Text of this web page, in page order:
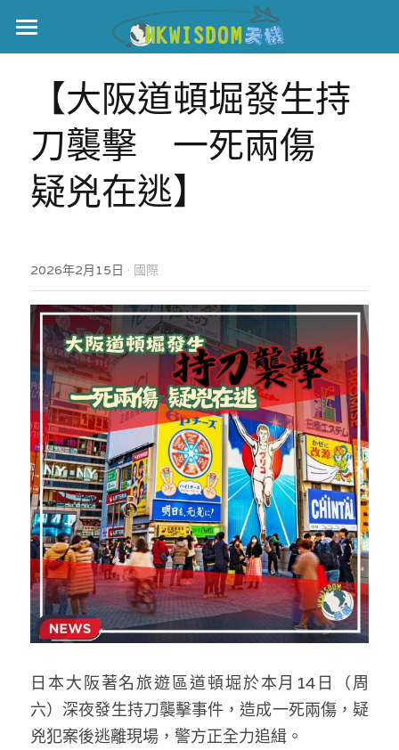
主頁
世界盃
伊美戰爭
黎智英案
美西媒體謊言實錄
宏福‧革新
宏福苑聽證會
宏福火災正視聽
記錄．宏福苑火災
港聞
中國
國際
娛樂
反華推手你要知
反華推手懶人包
民主派騙案十式
反華推手起底
美西霸凌內幕
美西極權主義
真相直擊
極端暴恐實錄
KOL 專欄
林淑芳專欄
屈穎妍專欄
朱庭萱專欄
莫綺琪專欄
黃萬成專欄
招國偉專欄
絕密法庭檔案
醫院口岸爆炸案
屠龍小隊案
黎智英案審訊
支聯會案
35+顛覆案
生活
吃喝玩指南
休閒好介紹
親子
花生仔漫畫週記
關於我們
人才招聘
投稿熱線
商戶合作
搜索
繁體中文
繁體中文
【大阪道頓堀發生持
刀襲擊　一死兩傷
疑兇在逃】
2026年2月15日 · 國際
日本大阪著名旅遊區道頓堀於本月14日（周
六）深夜發生持刀襲擊事件，造成一死兩傷，疑
兇犯案後逃離現場，警方正全力追緝。